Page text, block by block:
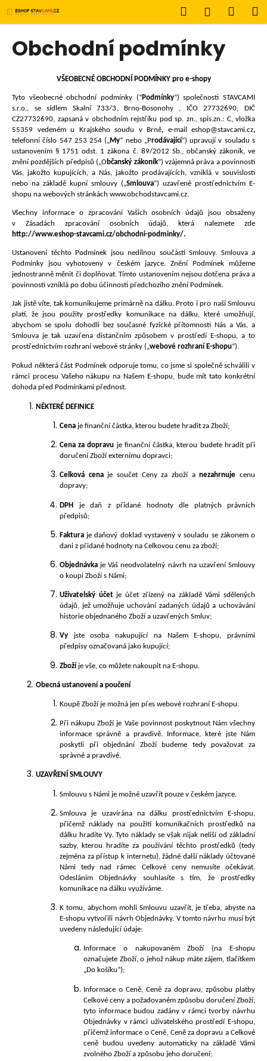
na
obsah
Hledat
Obchodní podmínky
VŠEOBECNÉ OBCHODNÍ PODMÍNKY pro e-shopy
Tyto všeobecné obchodní podmínky (“Podmínky”) společnostiSTAVCAMI
s.r.o., se sídlem Skalní 733/3, Brno-Bosonohy , IČO27732690, DIČ
CZ27732690, zapsaná v obchodním rejstříku pod sp. zn., spis.zn.: C, vložka
55359 vedeném u Krajského soudu v Brně, e-mail eshop@stavcami.cz,
telefonní číslo 547 253 254 („My” nebo „Prodávající”) upravujív souladu s
ustanovením § 1751 odst. 1 zákona č. 89/2012 Sb., občanský zákoník, ve
znění pozdějších předpisů („Občanský zákoník“) vzájemná práva a povinnosti
Vás, jakožto kupujících, a Nás, jakožto prodávajících, vzniklá v souvislosti
nebo na základě kupní smlouvy („Smlouva“) uzavřené prostřednictvím E-
shopu na webových stránkách www.obchodstavcami.cz.
Všechny informace o zpracování Vašich osobních údajů jsou obsaženy
v Zásadách zpracování osobních údajů, která naleznete zde
http://www.eshop-stavcami.cz/obchodni-podminky/.
Ustanovení těchto Podmínek jsou nedílnou součástí Smlouvy. Smlouva a
Podmínky jsou vyhotoveny v českém jazyce. Znění Podmínek můžeme
jednostranně měnit či doplňovat. Tímto ustanovením nejsou dotčena práva a
povinnosti vzniklá po dobu účinnosti předchozího znění Podmínek.
Jak jistě víte, tak komunikujeme primárně na dálku. Proto i pro naši Smlouvu
platí, že jsou použity prostředky komunikace na dálku, které umožňují,
abychom se spolu dohodli bez současné fyzické přítomnosti Nás a Vás, a
Smlouva je tak uzavřena distančním způsobem v prostředí E-shopu, a to
prostřednictvím rozhraní webové stránky („webové rozhraní E-shopu“).
Pokud některá část Podmínek odporuje tomu, co jsme si společně schválili v
rámci procesu Vašeho nákupu na Našem E-shopu, bude mít tato konkrétní
dohoda před Podmínkami přednost.
NĚKTERÉ DEFINICE
Cena je finanční částka, kterou budete hradit za Zboží;
Cena za dopravu je finanční částka, kterou budete hradit při
doručení Zboží externímu dopravci;
Celková cena je součet Ceny za zboží anezahrnuje cenu
dopravy;
DPH
je daň z přidané hodnoty dle platných právních
předpisů;
Faktura je daňový doklad vystavený v souladu se zákonem o
dani z přidané hodnoty na Celkovou cenu za zboží;
Objednávka je Váš neodvolatelný návrh na uzavření Smlouvy
o koupi Zboží s Námi;
Uživatelský účetje účet zřízený na základě Vámi sdělených
údajů, jež umožňuje uchování zadaných údajů a uchovávání
historie objednaného Zboží a uzavřených Smluv;
Vy jste osoba nakupující na Našem E-shopu, právními
předpisy označovaná jako kupující;
Zboží je vše, co můžete nakoupit na E-shopu.
Obecná ustanovení a poučení
Koupě Zboží je možná jen přes webové rozhraní E-shopu.
Při nákupu Zboží je Vaše povinnost poskytnout Nám všechny
informace správně a pravdivě. Informace, které jste Nám
poskytli při objednání Zboží budeme tedy považovat za
správné a pravdivé.
UZAVŘENÍ SMLOUVY
Smlouvu s Námi je možné uzavřít pouze v českém jazyce.
Smlouva je uzavírána na dálku prostřednictvím E-shopu,
přičemž náklady na použití komunikačních prostředků na
dálku hradíte Vy. Tyto náklady se však nijak neliší od základní
sazby, kterou hradíte za používání těchto prostředků (tedy
zejména za přístup k internetu), žádné další náklady účtované
Námi tedy nad rámec Celkové ceny nemusíte očekávat.
Odesláním Objednávky souhlasíte s tím, že prostředky
komunikace na dálku využíváme.
K tomu, abychom mohli Smlouvu uzavřít, je třeba, abyste na
E-shopu vytvořili návrh Objednávky. V tomto návrhu musí být
uvedeny následující údaje:
Informace o nakupovaném Zboží (na E-shopu
označujete Zboží, o jehož nákup máte zájem, tlačítkem
„Do košíku“);
Informace o Ceně, Ceně za dopravu, způsobu platby
Celkové ceny a požadovaném způsobu doručení Zboží;
tyto informace budou zadány v rámci tvorby návrhu
Objednávky v rámci uživatelského prostředí E-shopu,
přičemž informace o Ceně, Ceně za dopravu a Celkové
ceně budou uvedeny automaticky na základě Vámi
zvolného Zboží a způsobu jeho doručení;
K
o
p
o
t
ř
e
b
u
j
e
t
e
n
a
j
í
t
?
PLASTOVÉ
(1700X1200MM)
BÍLÁ/BÍLÁ
(DVOUKŘÍDLÉ)
TROJSKLO
KÖMMERLING